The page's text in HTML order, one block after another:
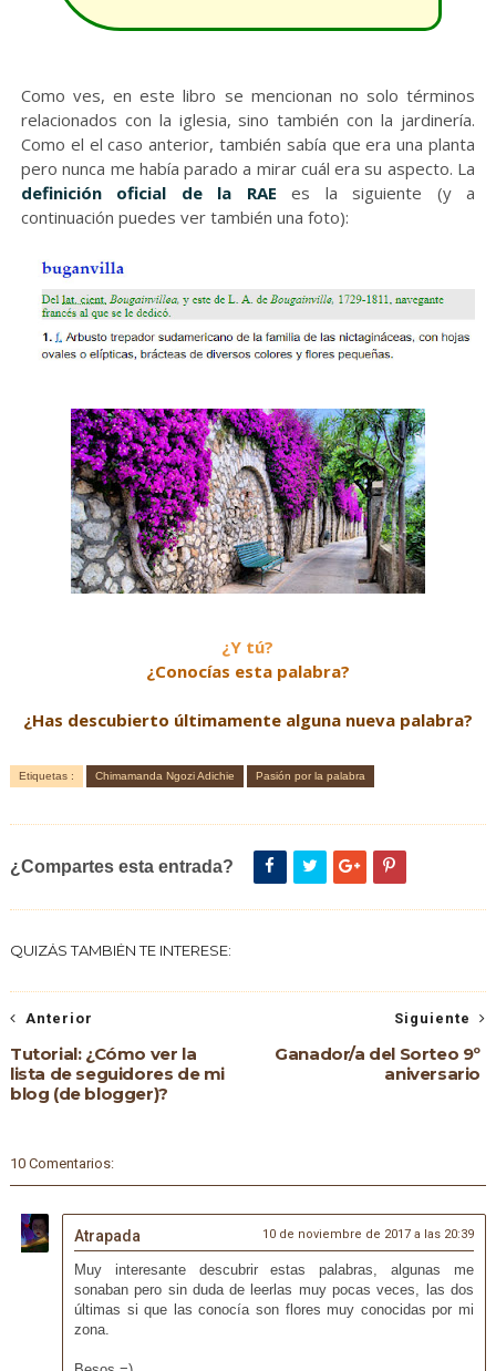
Como ves, en este libro se mencionan no solo términos
relacionados con la iglesia, sino también con la jardinería.
Como el el caso anterior, también sabía que era una planta
pero nunca me había parado a mirar cuál era su aspecto. La
definición oficial de la RAE es la siguiente (y a
continuación puedes ver también una foto):
¿Y tú?
¿Conocías esta palabra?
¿Has descubierto últimamente alguna nueva palabra?
Etiquetas : Chimamanda Ngozi Adichie Pasión por la palabra
¿Compartes esta entrada?
QUIZÁS TAMBIÉN TE INTERESE:
Siguiente
Ganador/a del Sorteo 9º
aniversario
Anterior
Tutorial: ¿Cómo ver la
lista de seguidores de mi
blog (de blogger)?
10 Comentarios:
Atrapada 10 de noviembre de 2017 a las 20:39
Muy interesante descubrir estas palabras, algunas me
sonaban pero sin duda de leerlas muy pocas veces, las dos
últimas si que las conocía son flores muy conocidas por mi
zona.